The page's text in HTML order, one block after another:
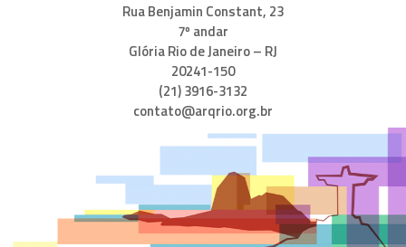
Rua Benjamin Constant, 23
7º andar
Glória Rio de Janeiro – RJ
20241-150
(21) 3916-3132
contato@arqrio.org.br